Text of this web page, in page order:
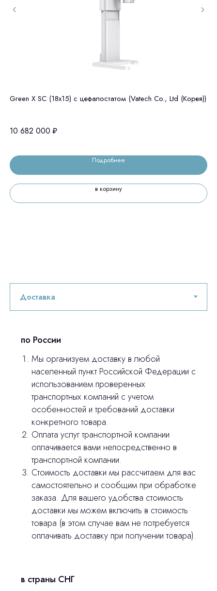
Green X SC (18x15) c цефалостатом (Vatech Co., Ltd (Корея))
10 682 000 ₽
Подробнее
в корзину
по России
Мы организуем доставку в любой
населенный пункт Российской Федерации с
использованием проверенных
транспортных компаний с учетом
особенностей и требований доставки
конкретного товара.
Оплата услуг транспортной компании
оплачивается вами непосредственно в
транспортной компании.
Стоимость доставки мы рассчитаем для вас
самостоятельно и сообщим при обработке
заказа. Для вашего удобства стоимость
доставки мы можем включить в стоимость
товара (в этом случае вам не потребуется
оплачивать доставку при получении товара).
в страны СНГ
оставьте контакты, мы свяжемся и
ответим на все вопросы
сделано
Главная
Продукция
3D печать
Лицензирование
Изготовление хирургических шаблонов
Оплата и доставка
Контакты
stasicus